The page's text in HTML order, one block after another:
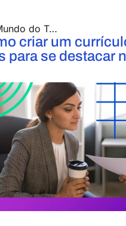
do Trabalho
criar um
para se destacar